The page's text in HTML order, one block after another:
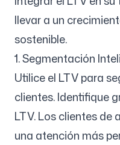
llevar a un
sostenible.
1. Segmentación
Utilice el LTV para
clientes. Identifique
LTV. Los clientes de
una atención más